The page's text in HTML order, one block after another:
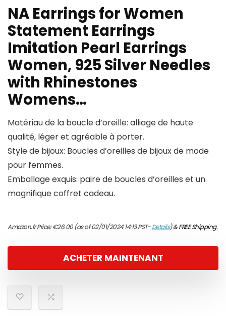
NA Earrings for Women
Statement Earrings
Imitation Pearl Earrings
Women, 925 Silver Needles
with Rhinestones
Womens…
Matériau de la boucle d’oreille: alliage de haute
qualité, léger et agréable à porter.
Style de bijoux: Boucles d’oreilles de bijoux de mode
pour femmes.
Emballage exquis: paire de boucles d’oreilles et un
magnifique coffret cadeau.
Amazon.fr Price:€26.00(as of 02/01/2024 14:13 PST-Details)&FREE Shipping.
ACHETER MAINTENANT